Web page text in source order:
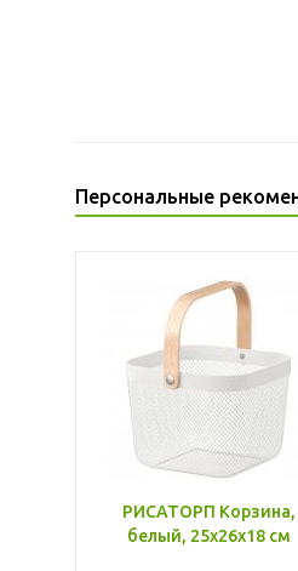
Персональные
РИСАТОРП Корзина,
белый, 25x26x18 см